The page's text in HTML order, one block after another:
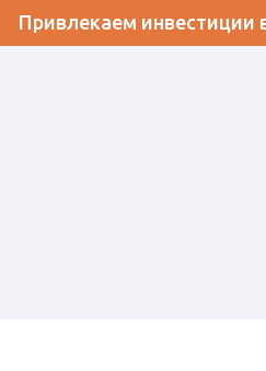
Привлекаем инвестиции